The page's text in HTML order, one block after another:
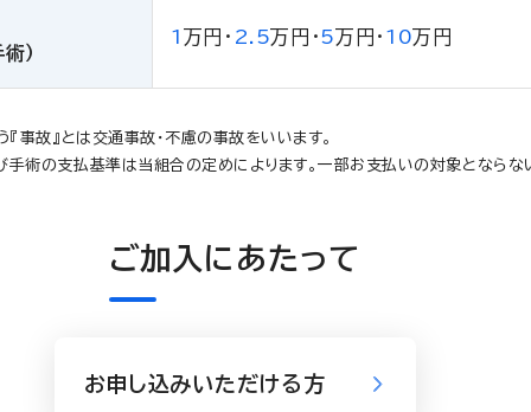
）
1 万円・ 2.5万円・5万円・ 10万円
『事故』とは交通事故・不慮の事故をいいます。
術の支払基準は当組合の定めによります。一部お支払いの対象とならな
ご加入にあたって
お申し込みいただける方